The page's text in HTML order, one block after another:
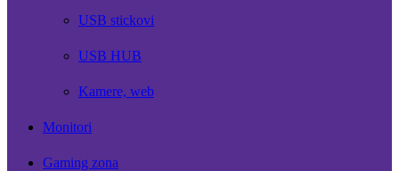
USB stickovi
USB HUB
Kamere, web
Monitori
Gaming zona